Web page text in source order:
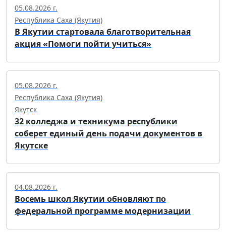
05.08.2026 г.
Республика Саха (Якутия)
В Якутии стартовала благотворительная
акция «Помоги пойти учиться»
05.08.2026 г.
Республика Саха (Якутия)
Якутск
32 колледжа и техникума республики
соберет единый день подачи документов в
Якутске
04.08.2026 г.
Восемь школ Якутии обновляют по
федеральной программе модернизации